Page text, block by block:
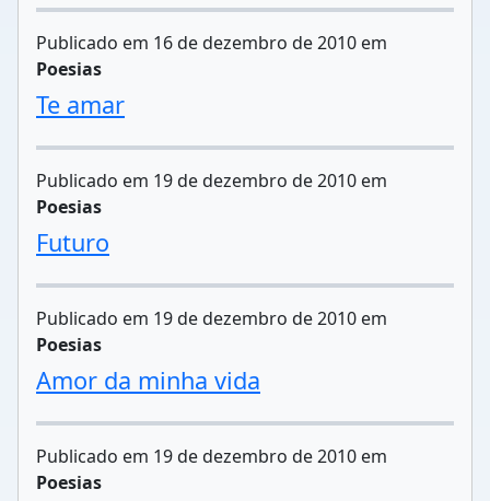
Publicado em 16 de dezembro de 2010 em
Poesias
Te amar
Publicado em 19 de dezembro de 2010 em
Poesias
Futuro
Publicado em 19 de dezembro de 2010 em
Poesias
Amor da minha vida
Publicado em 19 de dezembro de 2010 em
Poesias